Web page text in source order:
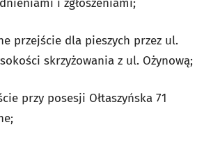
i zgłoszeniami;
przejście dla pieszych przez ul.
skrzyżowania z ul. Ożynową;
przy posesji Ołtaszyńska 71